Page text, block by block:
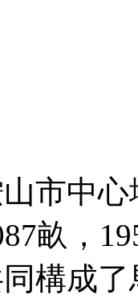
市中
畝，
構成